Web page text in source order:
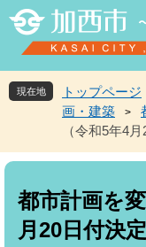
先
頭
を
飛
現在地 トップページ
画・建築
>
（令和5年4
本
都市計画を
月20日付決定